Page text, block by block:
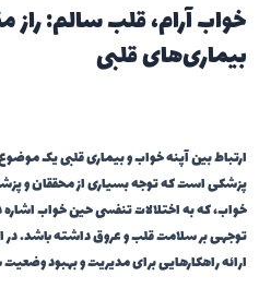
خواب آرام، قلب سالم: راز
بیماری‌های قلبی
ارتباط بین آپنه خواب و بیماری قلبی یک
پزشکی است که توجه بسیاری از محققان و
خواب، که به اختلالات تنفسی حین خواب اشاره
توجهی بر سلامت قلب و عروق داشته باشد. در
ارائه راهکارهایی برای مدیریت و بهبود